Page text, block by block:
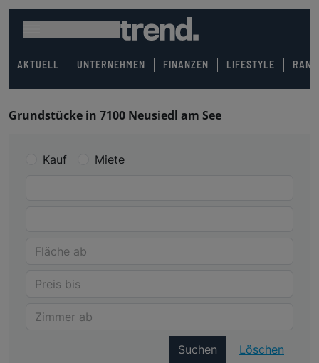
AKTUELL UNTERNEHMEN FINANZEN LIFESTYLE
Grundstücke in 7100 Neusiedl am See
Kauf Miete
Suchen Löschen